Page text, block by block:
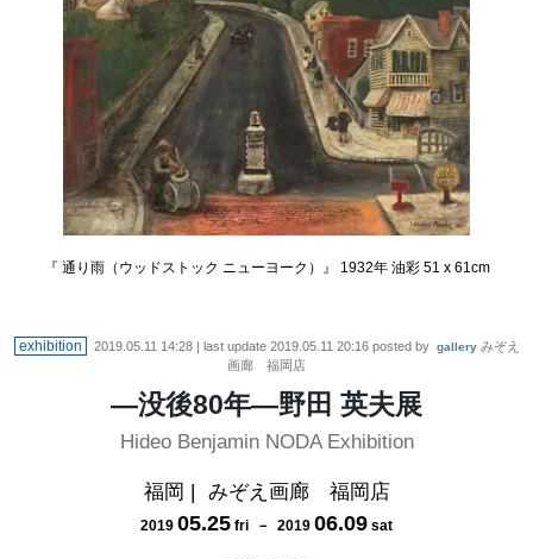
『 通り雨（ウッドストック ニューヨーク）』 1932年 油彩 51 x 61cm
exhibition 2019.05.11 14:28| last update 2019.05.11 20:16posted by gallery みぞえ
画廊 福岡店
―没後80年―野田 英夫展
Hideo Benjamin NODA Exhibition
福岡 | みぞえ画廊 福岡店
2019 05.25 fri － 2019 06.09 sat